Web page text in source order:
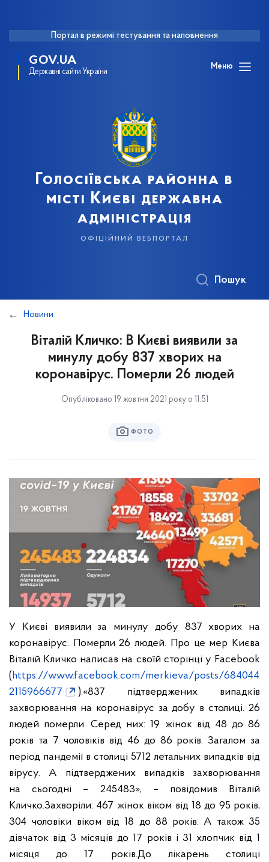
Портал в режимі тестування та наповнення
GOV.UA
Державні сайти України
Меню
Голосіївська районна в
місті Києві державна
адміністрація
офіційний вебпортал
Пошук
Новини
Віталій Кличко: В Києві виявили за
минулу добу 837 хворих на
коронавірус. Померли 26 людей
Опубліковано 19 жовтня 2021 року о 11:51
ФОТО
У Києві виявили за минулу добу 837 хворих на
коронавірус. Померли 26людей. Про це мер Києва
Віталій Кличко написав на своїй сторінці у Facebook
( https://www.facebook.com/merkieva/posts/684044
2115966677
).«837 підтверджених випадків
захворювання на коронавірус за добу встолиці. 26
людей померли. Серед них: 19 жінок від 48 до 86
років та 7 чоловіків від 46 до 86 років. Загалом за
період пандемії в столиці 5712 летальних випадків від
вірусу. А підтверджених випадків захворювання
насьогодні – 245483», – повідомив Віталій
Кличко.Захворіли: 467 жінок віком від 18 до 95 років,
304 чоловіки віком від 18 до 88 років. А також 35
дівчаток від 3 місяців до 17 років і 31 хлопчик від 1
місяця до 17 років.До лікарень столиці